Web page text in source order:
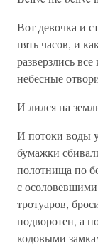
Вот девочка и
пять часов, и
разверзлись
небесные
И лился на
И потоки воды
бумажки
полотнища по
с
тротуаров,
подворотен, а
кодовыми